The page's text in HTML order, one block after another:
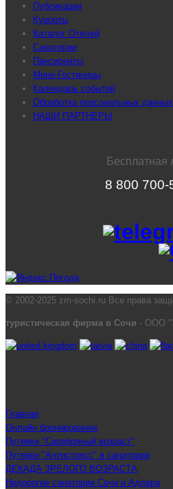
Публикации
Курорты
Каталог Отелей
Санатории
Пансионаты
Мини-Гостиницы
Календарь событий
Обработка персональных данных
НАШИ ПАРТНЕРЫ
Бесплатная
8 800 700-
© 2002-2025 zm-sochi.ru Все права
туристическая фирма в Сочи - ООО
Главная
Онлайн бронирование
Путевки "Серебряный возраст"
Путевки "Антистресс" в санатории
ДЕКАДА ЗРЕЛОГО ВОЗРАСТА
Недорогие санатории Сочи и Адлера